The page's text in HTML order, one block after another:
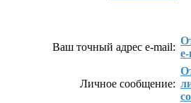
Ваш точный адрес e-mail:
Личное сообщение: